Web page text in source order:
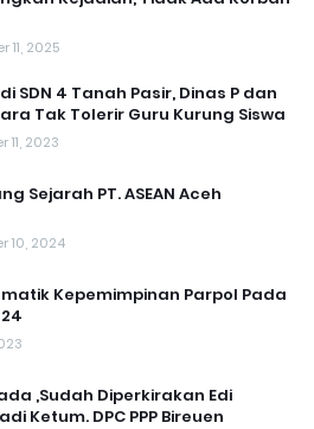
11, 2025
SDN 4 Tanah Pasir, Dinas P dan
Tak Tolerir Guru Kurung Siswa
11, 2023
Sejarah PT. ASEAN Aceh
10, 2024
Kepemimpinan Parpol Pada
,Sudah Diperkirakan Edi
Ketum. DPC PPP Bireuen